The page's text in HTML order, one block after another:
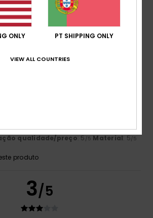
5/5
qualidade/preço: 5 /5 Material: 5/5
produto
3/5
ONLY PT SHIPPING ONLY
VIEW ALL COUNTRIES